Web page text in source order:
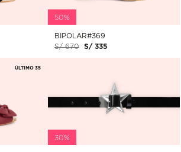
50%
BIPOLAR#369
S/ 670
S/ 335
ÚLTIMO 35
30%